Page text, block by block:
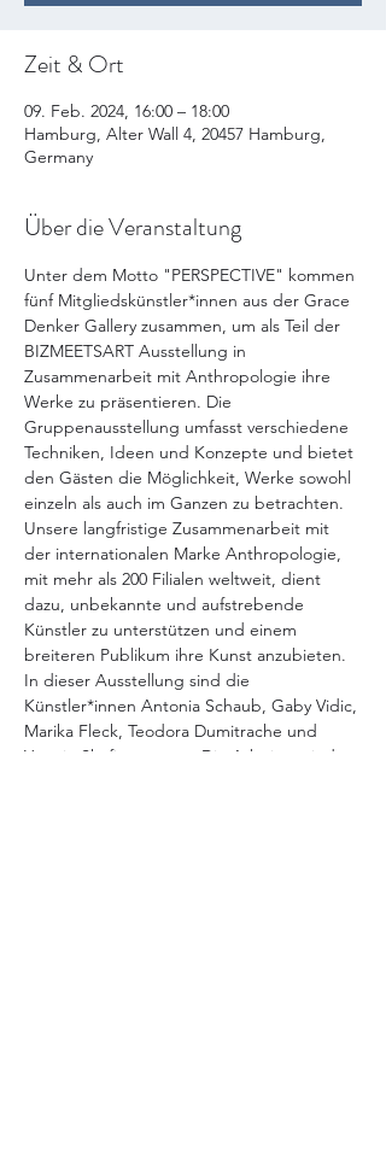
Zeit & Ort
09. Feb. 2024, 16:00 – 18:00
Hamburg, Alter Wall 4, 20457 Hamburg,
Germany
Über die Veranstaltung
Unter dem Motto "PERSPECTIVE" kommen
fünf Mitgliedskünstler*innen aus der Grace
Denker Gallery zusammen, um als Teil der
BIZMEETSART Ausstellung in
Zusammenarbeit mit Anthropologie ihre
Werke zu präsentieren. Die
Gruppenausstellung umfasst verschiedene
Techniken, Ideen und Konzepte und bietet
den Gästen die Möglichkeit, Werke sowohl
einzeln als auch im Ganzen zu betrachten.
Unsere langfristige Zusammenarbeit mit
der internationalen Marke Anthropologie,
mit mehr als 200 Filialen weltweit, dient
dazu, unbekannte und aufstrebende
Künstler zu unterstützen und einem
breiteren Publikum ihre Kunst anzubieten.
In dieser Ausstellung sind die
Künstler*innen Antonia Schaub, Gaby Vidic,
Marika Fleck, Teodora Dumitrache und
Yasmin Shafi vertreten. Die Arbeiten sind